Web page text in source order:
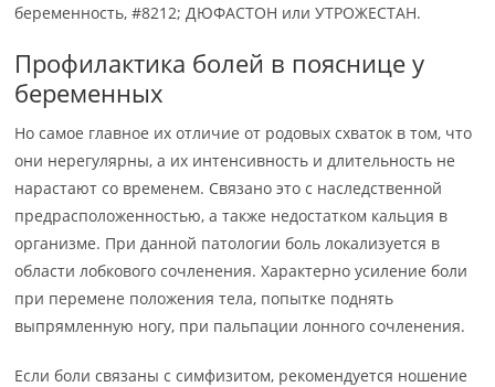
беременность, #8212; ДЮФАСТОН или УТРОЖЕСТАН.
Профилактика болей в пояснице у
беременных
Но самое главное их отличие от родовых схваток в том, что
они нерегулярны, а их интенсивность и длительность не
нарастают со временем. Связано это с наследственной
предрасположенностью, а также недостатком кальция в
организме. При данной патологии боль локализуется в
области лобкового сочленения. Характерно усиление боли
при перемене положения тела, попытке поднять
выпрямленную ногу, при пальпации лонного сочленения.
Если боли связаны с симфизитом, рекомендуется ношение